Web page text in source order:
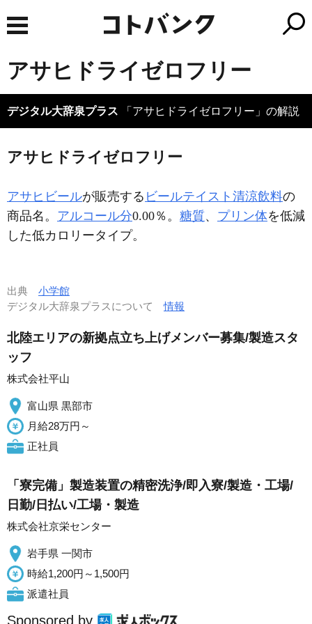
アサヒドライゼロフリー
デジタル大辞泉プラス 「アサヒドライゼロフリー」の解説
アサヒドライゼロフリー
アサヒビールが販売する ビールテイスト清涼飲料の
商品名。 アルコール分0.00％。 糖質、 プリン体を低減
した低カロリータイプ。
出典 小学館
デジタル大辞泉プラスについて情報
北陸エリアの新拠点立ち上げメンバー募集/製造スタ
ッフ
株式会社平山
富山県 黒部市
月給28万円～
正社員
「寮完備」製造装置の精密洗浄/即入寮/製造・工場/
日勤/日払い/工場・製造
株式会社京栄センター
岩手県 一関市
時給1,200円～1,500円
派遣社員
Sponsored by